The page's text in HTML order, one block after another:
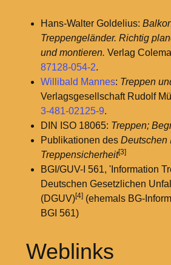
Hans-Walter Goldelius:
Treppengeländer. Richtig
und montieren. Verlag
87128-054-2.
Willibald Mannes: Treppen
Verlagsgesellschaft Rudolf
3-481-02125-9.
DIN ISO 18065: Treppen;
Publikationen des Deutschen
Treppensicherheit[3]
BGI/GUV-I 561, 'Information
Deutschen Gesetzlichen
(DGUV)[4](ehemals BG-
BGI 561)
Weblinks